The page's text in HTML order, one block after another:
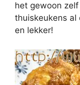
het gewoon
thuiskeukens al
en lekker!